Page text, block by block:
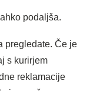
podaljša.
pregledate. Če je
s kurirjem
reklamacije